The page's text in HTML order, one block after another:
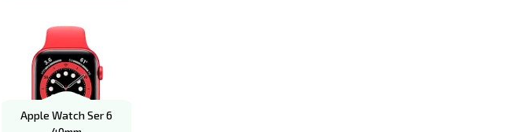
Apple Watch Ser 6